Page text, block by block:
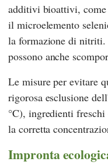
additivi bioattivi,
il microelemento
la formazione di
possono anche
Le misure per evitare
rigorosa esclusione
°C), ingredienti
la corretta
Impronta